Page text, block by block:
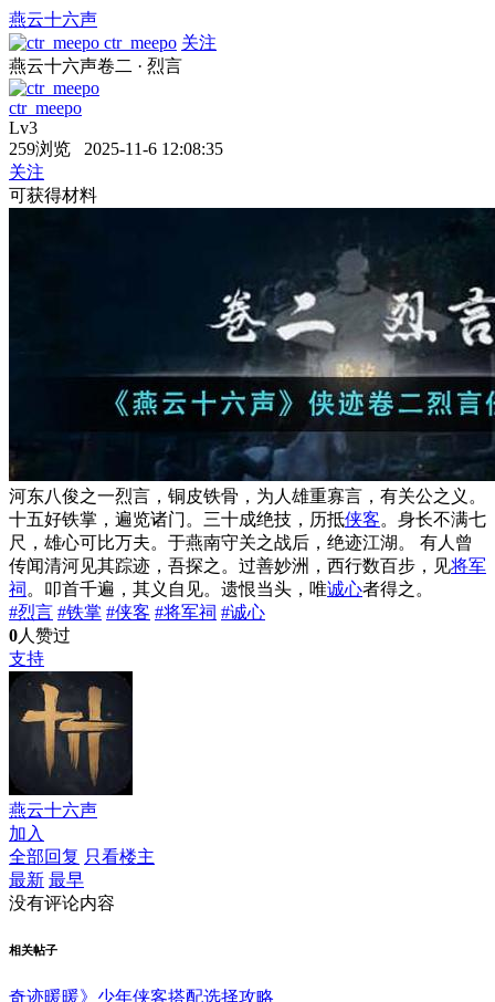
燕云十六声
ctr_meepo 关注
燕云十六声卷二 · 烈言
ctr_meepo
Lv3
259浏览 2025-11-6 12:08:35
关注
可获得材料
河东八俊之一烈言，铜皮铁骨，为人雄重寡言，有关公之义。
十五好铁掌，遍览诸门。三十成绝技，历抵侠客。身长不满七
尺，雄心可比万夫。于燕南守关之战后，绝迹江湖。
有人曾
传闻清河见其踪迹，吾探之。过善妙洲，西行数百步，见将军
祠 。叩首千遍，其义自见。遗恨当头，唯诚心者得之。
#烈言 #铁掌 #侠客 #将军祠 #诚心
0人赞过
支持
燕云十六声
加入
全部回复 只看楼主
最新 最早
没有评论内容
相关帖子
奇迹暖暖》少年侠客搭配选择攻略